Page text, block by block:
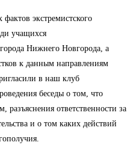
экстремистского
учащихся
Нижнего Новгорода, а
к данным направлениям
в наш клуб
беседы о том, что
разъяснения ответственности за
и о том каких действий